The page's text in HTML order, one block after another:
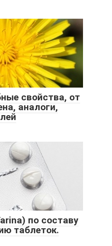
свойства, от
аналоги,
по составу
таблеток.